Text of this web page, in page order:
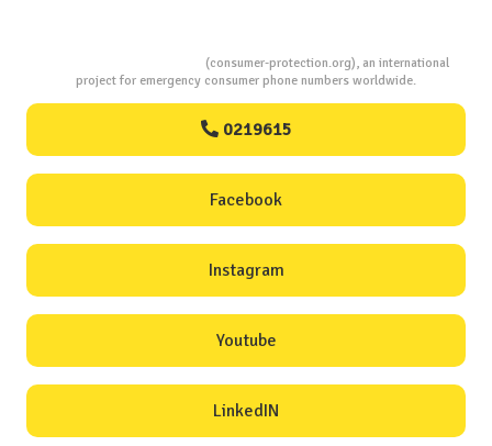
(consumer-protection.org), an international
project for emergency consumer phone numbers worldwide.
0219615
Facebook
Instagram
Youtube
LinkedIN